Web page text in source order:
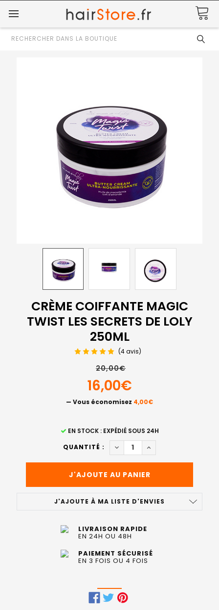
Rechercher
CRÈME COIFFANTE MAGIC
TWIST LES SECRETS DE LOLY
250ML
(4 avis)
20,00€
16,00€
— Vous économisez 4,00€
EN STOCK : EXPÉDIÉ SOUS 24H
QUANTITÉ :
DIMINUER LA QUANTITÉ DE
AUGMENTER LA
J'AJOUTE À MA LISTE D'ENVIES
LIVRAISON RAPIDE
EN 24H OU 48H
PAIEMENT SÉCURISÉ
EN 3 FOIS OU 4 FOIS